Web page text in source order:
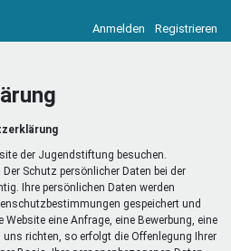
Anmelden Registrieren
der Jugendstiftung besuchen.
Schutz persönlicher Daten bei der
Ihre persönlichen Daten werden
gespeichert und
Website eine Anfrage, eine Bewerbung, eine
richten, so erfolgt die Offenlegung Ihrer